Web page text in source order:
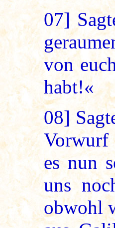
07]
von
habt!«
08]
Vorwurf
es nun
uns
obwohl